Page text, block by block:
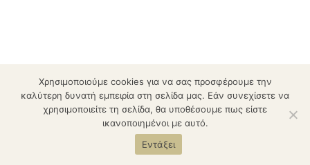
Χρησιμοποιούμε cookies για να σας προσφέρουμε την
καλύτερη δυνατή εμπειρία στη σελίδα μας. Εάν συνεχίσετε να
χρησιμοποιείτε τη σελίδα, θα υποθέσουμε πως είστε
ικανοποιημένοι με αυτό.
Εντάξει